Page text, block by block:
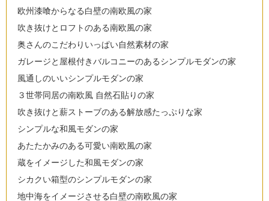
欧州漆喰からなる白壁の南欧風の家
吹き抜けとロフトのある南欧風の家
奥さんのこだわりいっぱい自然素材の家
ガレージと屋根付きバルコニーのあるシンプルモダンの家
風通しのいいシンプルモダンの家
３世帯同居の南欧風 自然石貼りの家
吹き抜けと薪ストーブのある解放感たっぷりな家
シンプルな和風モダンの家
あたたかみのある可愛い南欧風の家
蔵をイメージした和風モダンの家
シカクい箱型のシンプルモダンの家
地中海をイメージさせる白壁の南欧風の家